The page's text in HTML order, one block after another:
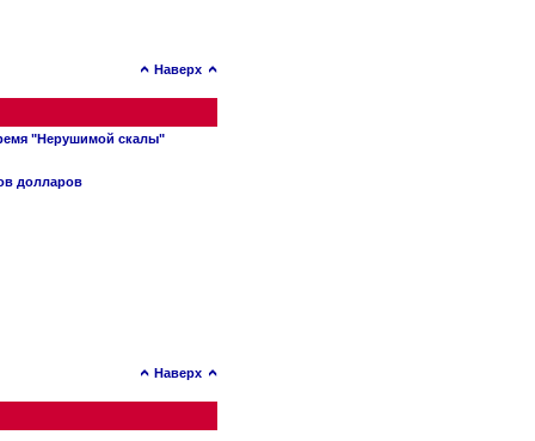
Наверх
"Нерушимой скалы"
долларов
Наверх